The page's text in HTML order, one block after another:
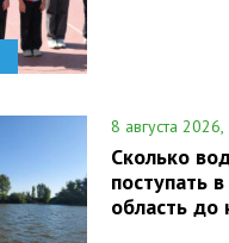
8 августа
Сколько
поступать
область до